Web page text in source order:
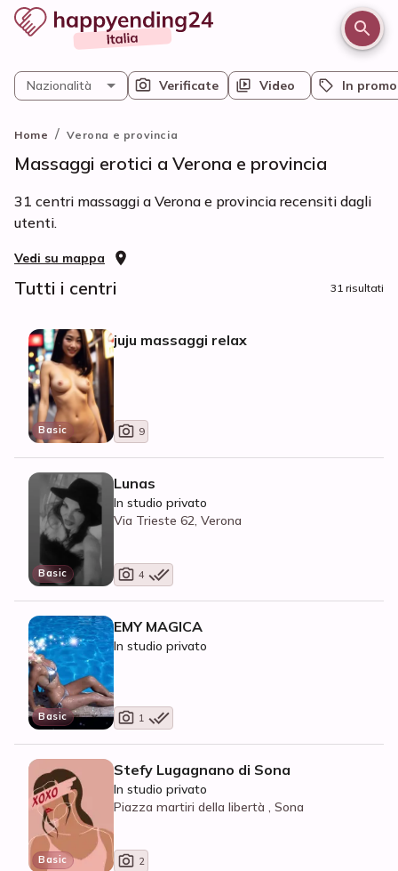
Verificate Video In promo
Nazionalità
Home / Verona e provincia
Massaggi erotici a Verona e provincia
31 centri massaggi a Verona e provincia recensiti dagli
utenti.
Vedi su mappa
Tutti i centri 31 risultati
Basic
juju massaggi relax
9
Basic
Lunas
In studio privato
Via Trieste 62, Verona
4
Basic
EMY MAGICA
In studio privato
1
Basic
Stefy Lugagnano di Sona
In studio privato
Piazza martiri della libertà , Sona
2